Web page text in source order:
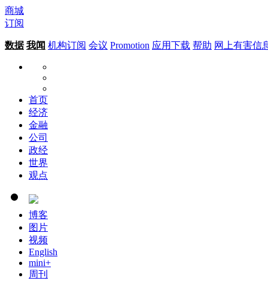
商城
订阅
数据 我闻 机构订阅 会议 Promotion 应用下载 帮助 网上有害信
首页
经济
金融
公司
政经
世界
观点
博客
图片
视频
English
mini+
周刊